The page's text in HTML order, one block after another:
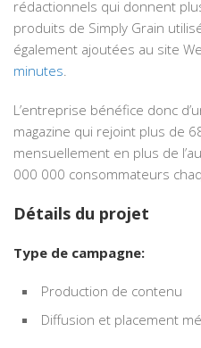
rédactionnels qui donnent
produits de Simply Grain
également ajoutées au site
minutes.
L’entreprise bénéfice donc
magazine qui rejoint plus de
mensuellement en plus de
000 000 consommateurs
Détails du projet
Type de campagne:
Production de contenu
Diffusion et placement